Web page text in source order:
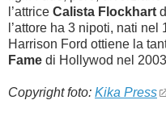
l’attrice Calista Flockhart
l’attore ha 3 nipoti, nati
Harrison Ford ottiene la
Fame di Hollywod nel
Copyright foto: Kika Press